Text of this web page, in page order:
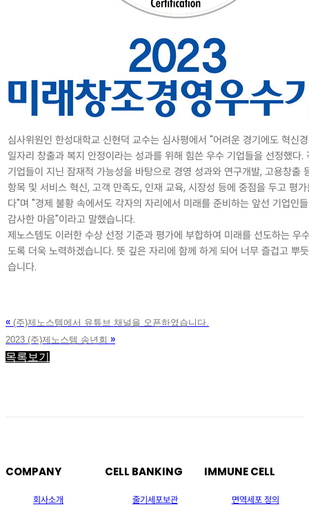
심사위원인 한성대학교 신현덕 교수는 심사평에서 "어려운 경기에도 혁신
일자리 창출과 복지 안정이라는 성과를 위해 힘쓴 우수 기업들을 선정했다.
기업들이 지닌 잠재적 가능성을 바탕으로 경영 성과와 연구개발, 고용창출
항목 및 서비스 혁신, 고객 만족도, 인재 교육, 시장성 등에 중점을 두고 평
다"며 "경제 불황 속에서도 각자의 자리에서 미래를 준비하는 앞선 기업인
감사한 마음"이라고 말했습니다.
제노스템도 이러한 수상 선정 기준과 평가에 부합하여 미래를 선도하는 우
도록 더욱 노력하겠습니다. 뜻 깊은 자리에 함께 하게 되어 너무 즐겁고 뿌
습니다.
« (주)제노스템에서 유튜브 채널을 오픈하였습니다.
2023 (주)제노스템 송년회 »
목록보기
COMPANY
회사소개
CELL BANKING
줄기세포보관
IMMUNE CELL
면역세포 정의